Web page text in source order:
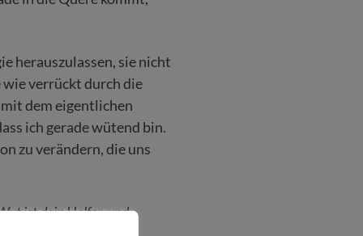
herauszulassen, sie nicht
wie verrückt durch die
dem eigentlichen
ich gerade wütend bin.
zu verändern, die uns
ist dein Helfer, und